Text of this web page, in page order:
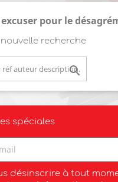
pour le
recherche

spéciales
désinscrire à tout